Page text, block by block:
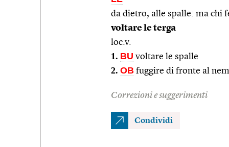
da dietro, alle spalle: ma chi
voltare le terga
loc.v.
1. BU voltare le spalle
2. OB fuggire di fronte al
Correzioni e suggerimenti
Condividi